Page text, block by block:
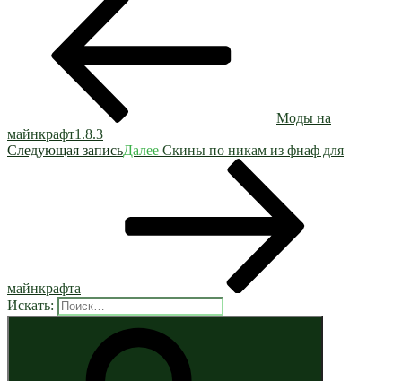
Моды на
майнкрафт1.8.3
Следующая записьДалее Скины по никам из фнаф для
майнкрафта
Искать: